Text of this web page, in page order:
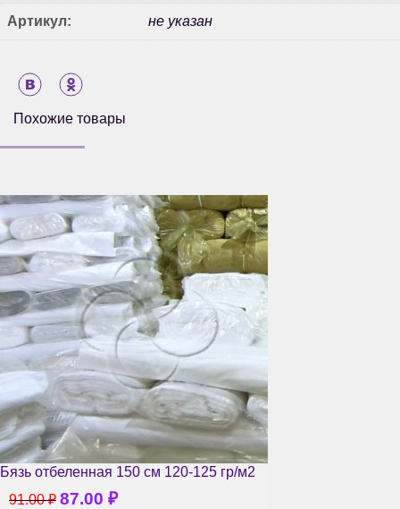
Артикул: не указан
Похожие товары
Бязь отбеленная 150 см 120-125 гр/м2
91.00₽ 87.00 ₽